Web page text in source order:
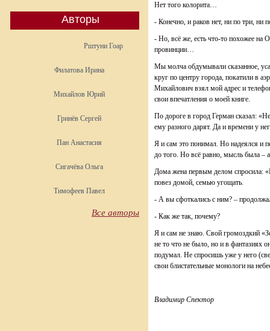
Авторы
Рштуни Гоар
Филатова Ирина
Михайлов Юрий
Гринёв Сергей
Пан Анастасия
Сигачёва Ольга
Тимофеев Павел
Все авторы
Нет того колорита…
- Конечно, и раков нет, ни по три, ни
- Но, всё же, есть что-то похожее на
провинции…
Мы молча обдумывали сказанное,
круг по центру города, покатили в
Михайлович взял мой адрес и
свои впечатления о моей книге.
По дороге в город Герман сказал:
ему разного дарят. Да и времени у
Я и сам это понимал. Но надеялся и
до того. Но всё равно, мысль была –
Дома жена первым делом спросила:
повез домой, семью угощать.
- А вы сфоткались с ним? –
- Как же так, почему?
Я и сам не знаю. Свой громоздкий
не то что не было, но и в фантазиях
подумал. Не спросишь уже у него
свои блистательные монологи на
Владимир Спектор